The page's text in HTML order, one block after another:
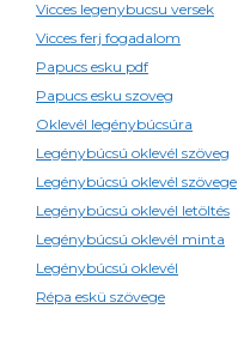
Vicces legenybucsu versek
Vicces ferj fogadalom
Papucs esku pdf
Papucs esku szoveg
Oklevél legénybúcsúra
Legénybúcsú oklevél szöveg
Legénybúcsú oklevél szövege
Legénybúcsú oklevél letöltés
Legénybúcsú oklevél minta
Legénybúcsú oklevél
Répa eskü szövege